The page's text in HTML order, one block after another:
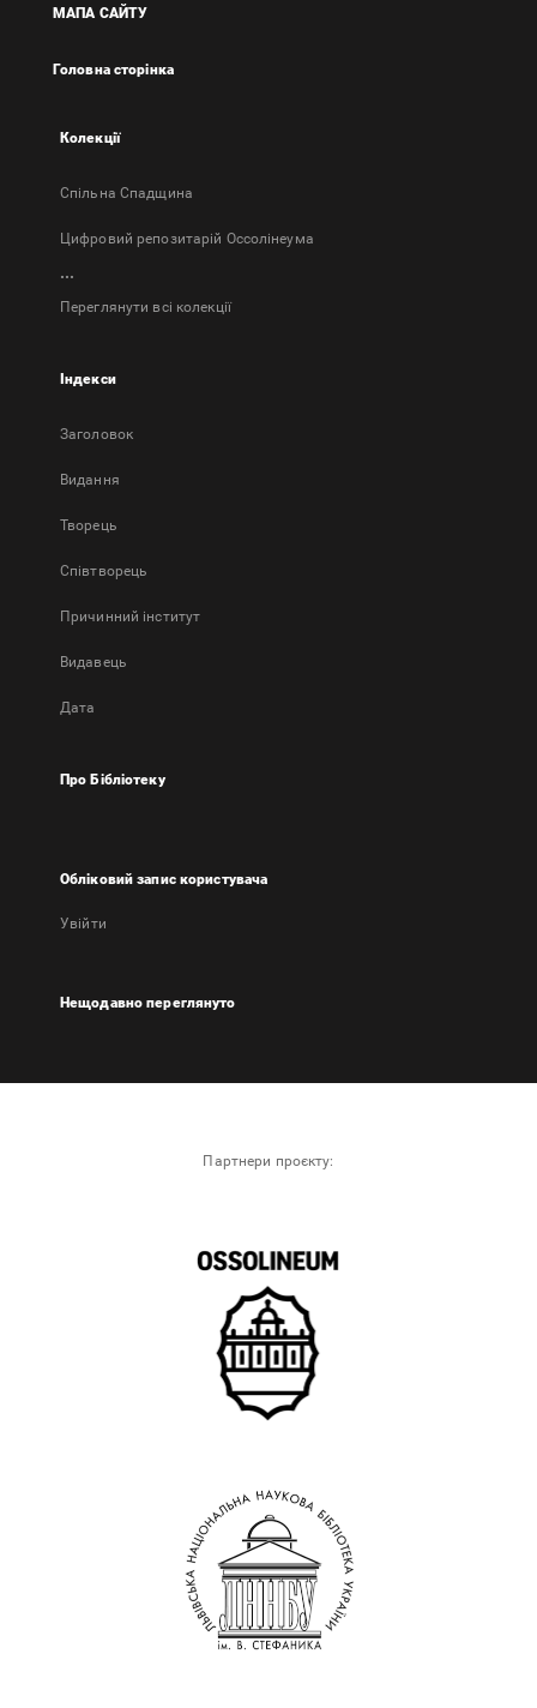
в
вкладці
МАПА САЙТУ
Головна сторінка
Колекції
Спільна Спадщина
Цифровий репозитарій Оссолінеума
...
Переглянути всі колекції
Індекси
Заголовок
Bидання
Творець
Співтворець
Причинний інститут
Видавець
Дата
Про Бібліотеку
Обліковий запис користувача
Увійти
Нещодавно переглянуто
Партнери проєкту: